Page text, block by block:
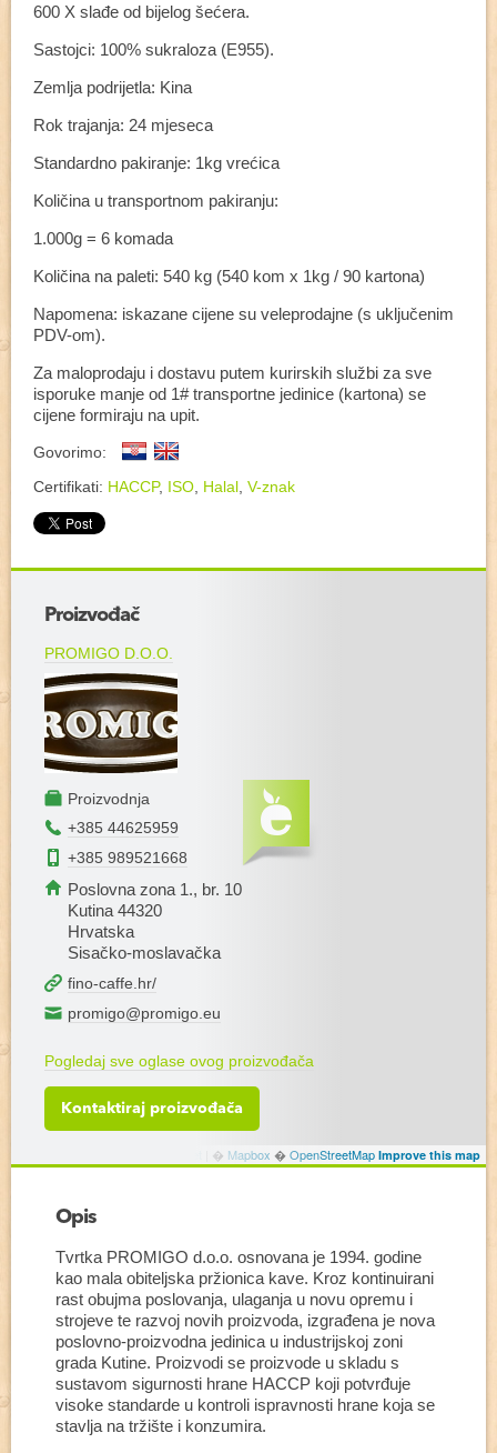
600 X slađe od bijelog šećera.
Sastojci: 100% sukraloza (E955).
Zemlja podrijetla: Kina
Rok trajanja: 24 mjeseca
Standardno pakiranje: 1kg vrećica
Količina u transportnom pakiranju:
1.000g = 6 komada
Količina na paleti: 540 kg (540 kom x 1kg / 90 kartona)
Napomena: iskazane cijene su veleprodajne (s uključenim
PDV-om).
Za maloprodaju i dostavu putem kurirskih službi za sve
isporuke manje od 1# transportne jedinice (kartona) se
cijene formiraju na upit.
Govorimo:
Certifikati: HACCP, ISO, Halal, V-znak
+
� Mapbox �OpenStreetMap Improve this map
Proizvođač
PROMIGO D.O.O.
Proizvodnja
+385 44625959
+385 989521668
Poslovna zona 1., br. 10
Kutina 44320
Hrvatska
Sisačko-moslavačka
fino-caffe.hr/
promigo@promigo.eu
Pogledaj sve oglase ovog proizvođača
Kontaktiraj proizvođača
Opis
Tvrtka PROMIGO d.o.o. osnovana je 1994. godine
kao mala obiteljska pržionica kave. Kroz kontinuirani
rast obujma poslovanja, ulaganja u novu opremu i
strojeve te razvoj novih proizvoda, izgrađena je nova
poslovno-proizvodna jedinica u industrijskoj zoni
grada Kutine. Proizvodi se proizvode u skladu s
sustavom sigurnosti hrane HACCP koji potvrđuje
visoke standarde u kontroli ispravnosti hrane koja se
stavlja na tržište i konzumira.